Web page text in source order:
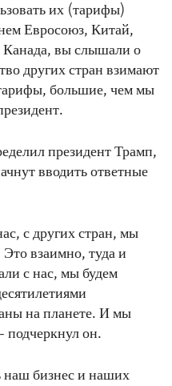
их (тарифы)
Евросоюз, Китай,
вы слышали о
других стран взимают
большие, чем мы
президент Трамп,
вводить ответные
с других стран, мы
взаимно, туда и
с нас, мы будем
на планете. И мы
подчеркнул он.
бизнес и наших